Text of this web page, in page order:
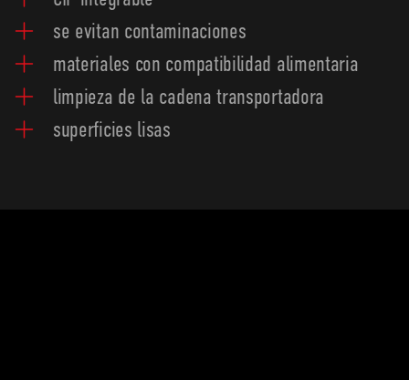
se evitan contaminaciones
materiales con compatibilidad alimentaria
limpieza de la cadena transportadora
superficies lisas